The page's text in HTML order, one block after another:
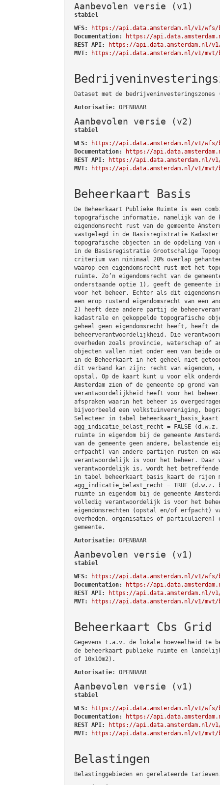
Aanbevolen versie (v1)
stabiel
WFS:
https://api.data.amsterdam.nl/v1/wfs/
Documentation:
https://
REST API:
https://api.data.amsterdam.nl/
MVT:
https://api.data.amsterdam.nl/v1/mvt/
Dataset met de bedrijveninvesteringszones
Autorisatie: OPENBAAR
Aanbevolen versie (v2)
stabiel
WFS:
https://api.data.amsterdam.nl/v1/wfs/
Documentation:
https://
REST API:
https://api.data.amsterdam.nl/
MVT:
https://api.data.amsterdam.nl/v1/
Beheerkaart Basis
De Beheerkaart Publieke Ruimte is een
topografische informatie, namelijk van de
eigendomsrecht rust van de gemeente
vastgelegd in de Basisregistratie Kadaster
topografische objecten in de opdeling van
in de Basisregistratie Grootschalige
criterium van minimaal 20% overlap
waarop een eigendomsrecht rust met het
ruimte. Zo’n eigendomsrecht van de
onderstaande optie 1), geeft de
voor het beheer. Echter als dit
een erop rustend eigendomsrecht van een
2) heeft deze andere partij de
kadastrale en gekoppelde topografische
geheel geen eigendomsrecht heeft, heeft de
beheerverantwoordelijkheid. Die
overheden zoals provincie, waterschap of
objecten vallen niet onder een van beide
in de Beheerkaart in het geheel niet
dit verband kan zijn: recht van
opstal. Op de kaart kunt u voor elk
Amsterdam zien of de gemeente op grond
verantwoordelijkheid heeft voor het
afspraken waarin het beheer is
bijvoorbeeld een volkstuinvereniging,
Selecteer in tabel
agg_indicatie_belast_recht = FALSE
ruimte in eigendom bij de gemeente
van de gemeente geen andere, belastende
erfpacht) van andere partijen rusten en
verantwoordelijk is voor het beheer. Daar
verantwoordelijk is, wordt het
in tabel beheerkaart_basis_kaart de rijen
agg_indicatie_belast_recht = TRUE
ruimte in eigendom bij de gemeente
volledig verantwoordelijk is voor het
eigendomsrechten (opstal en/of erfpacht)
overheden, organisaties of particulieren)
gemeente.
Autorisatie: OPENBAAR
Aanbevolen versie (v1)
stabiel
WFS:
https://api.data.amsterdam.nl/v1/wfs/
Documentation:
https://
REST API:
https://api.data.amsterdam.nl/
MVT:
https://api.data.amsterdam.nl/v1/mvt/
Beheerkaart Cbs Grid
Gegevens t.a.v. de lokale hoeveelheid te
de beheerkaart publieke ruimte en landelijk
of 10x10m2).
Autorisatie: OPENBAAR
Aanbevolen versie (v1)
stabiel
WFS:
https://api.data.amsterdam.nl/v1/wfs/
Documentation:
https://
REST API:
https://api.data.amsterdam.nl/
MVT:
https://api.data.amsterdam.nl/v1/mvt/
Belastingen
Belastinggebieden en gerelateerde